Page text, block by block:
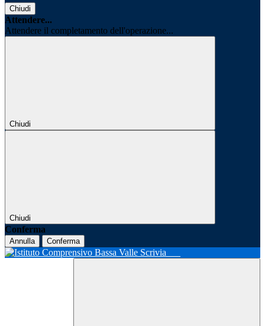
Chiudi
Attendere...
Attendere il completamento dell'operazione...
Chiudi
Chiudi
Conferma
Annulla Conferma